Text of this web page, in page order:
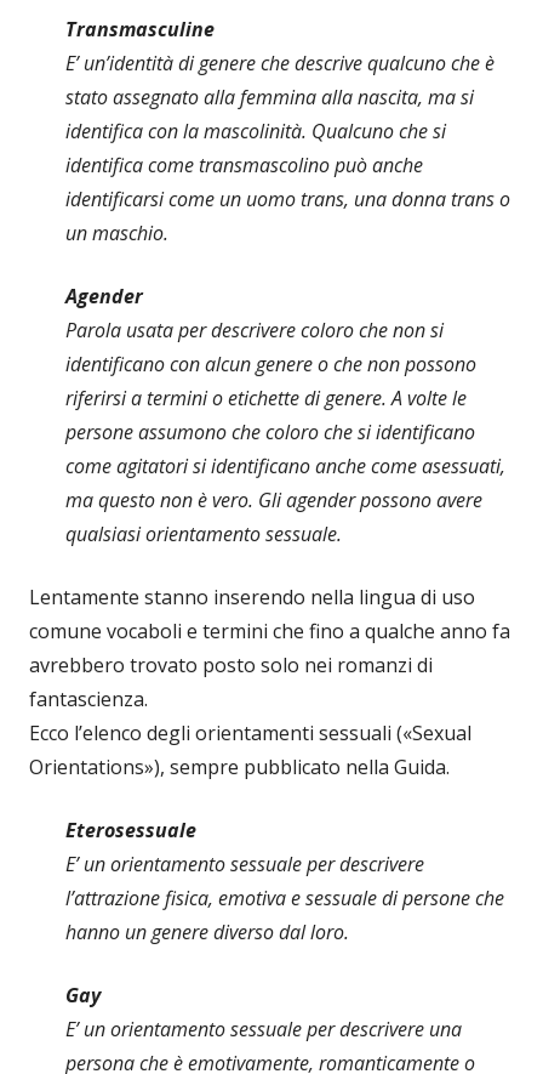
Transmasculine
E’ un’identità di genere che descrive qualcuno che è
stato assegnato alla femmina alla nascita, ma si
identifica con la mascolinità. Qualcuno che si
identifica come transmascolino può anche
identificarsi come un uomo trans, una donna trans o
un maschio.
Agender
Parola usata per descrivere coloro che non si
identificano con alcun genere o che non possono
riferirsi a termini o etichette di genere. A volte le
persone assumono che coloro che si identificano
come agitatori si identificano anche come asessuati,
ma questo non è vero. Gli agender possono avere
qualsiasi orientamento sessuale.
Lentamente stanno inserendo nella lingua di uso
comune vocaboli e termini che fino a qualche anno fa
avrebbero trovato posto solo nei romanzi di
fantascienza.
Ecco l’elenco degli orientamenti sessuali («Sexual
Orientations»), sempre pubblicato nella Guida.
Eterosessuale
E’ un orientamento sessuale per descrivere
l’attrazione fisica, emotiva e sessuale di persone che
hanno un genere diverso dal loro.
Gay
E’ un orientamento sessuale per descrivere una
persona che è emotivamente, romanticamente o